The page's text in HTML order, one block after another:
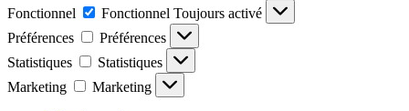
Fonctionnel
Fonctionnel Toujours activé
Préférences
Préférences
Statistiques
Statistiques
Marketing
Marketing